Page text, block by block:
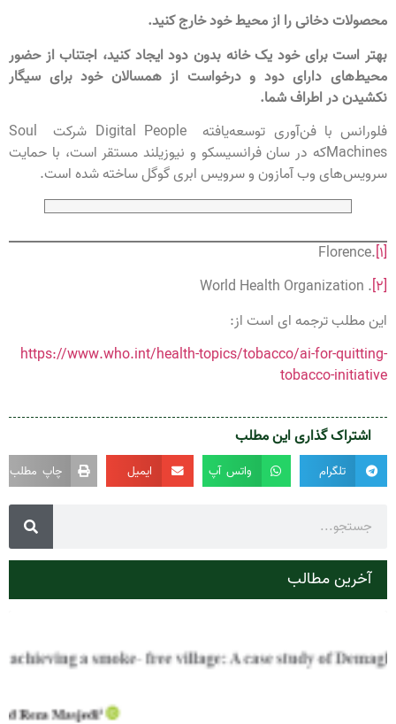
محصولات دخانی را از محیط خود خارج کنید.
بهتر است برای خود یک خانه بدون دود ایجاد کنید، اجتناب از حضور
محیط‌های دارای دود و درخواست از همسالان خود برای سیگار
نکشیدن در اطراف شما.
فلورانس با فن‌آوری توسعه‌یافته Digital People شرکت Soul
Machinesکه در سان فرانسیسکو و نیوزیلند مستقر است، با حمایت
سرویس‌های وب آمازون و سرویس ابری گوگل ساخته شده است.
[1]
.Florence
[2]
. World Health Organization
این مطلب ترجمه ای است از:
https://www.who.int/health-topics/tobacco/ai-for-quitting-
tobacco-initiative
اشتراک گذاری این مطلب
تلگرام واتس آپ ایمیل چاپ مطلب
آخرین مطالب